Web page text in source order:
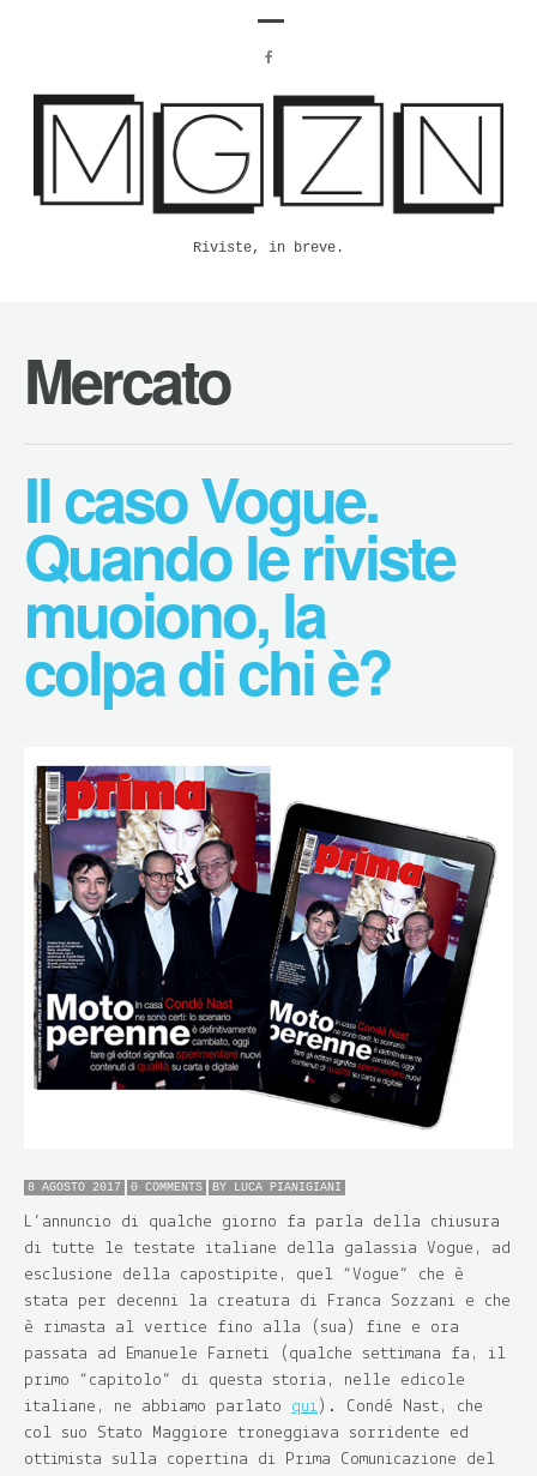
Riviste, in breve.
Mercato
Il caso Vogue.
Quando le riviste
muoiono, la
colpa di chi è?
8 AGOSTO 2017 0 COMMENTS BY LUCA PIANIGIANI
L’annuncio di qualche giorno fa parla della chiusura
di tutte le testate italiane della galassia Vogue, ad
esclusione della capostipite, quel “Vogue” che è
stata per decenni la creatura di Franca Sozzani e che
è rimasta al vertice fino alla (sua) fine e ora
passata ad Emanuele Farneti (qualche settimana fa, il
primo “capitolo” di questa storia, nelle edicole
italiane, ne abbiamo parlato qui ). Condé Nast, che
col suo Stato Maggiore troneggiava sorridente ed
ottimista sulla copertina di Prima Comunicazione del